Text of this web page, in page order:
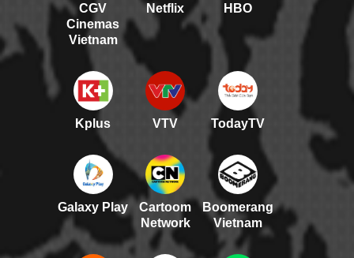
CGV
Cinemas
Vietnam
Netflix HBO
Kplus VTV TodayTV
Galaxy Play
Cartoom
Network
Boomerang
Vietnam